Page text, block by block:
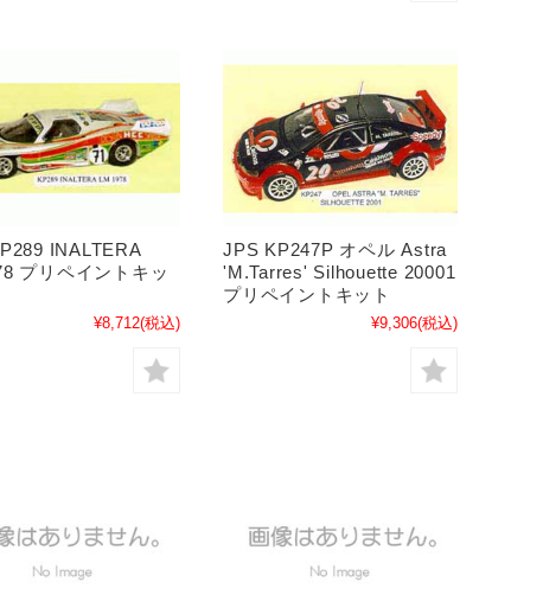
INALTERA
プリペイントキッ
¥8,712(税込)
JPS KP247P オペル Astra
'M.Tarres' Silhouette 20001
プリペイントキット
¥9,306(税込)